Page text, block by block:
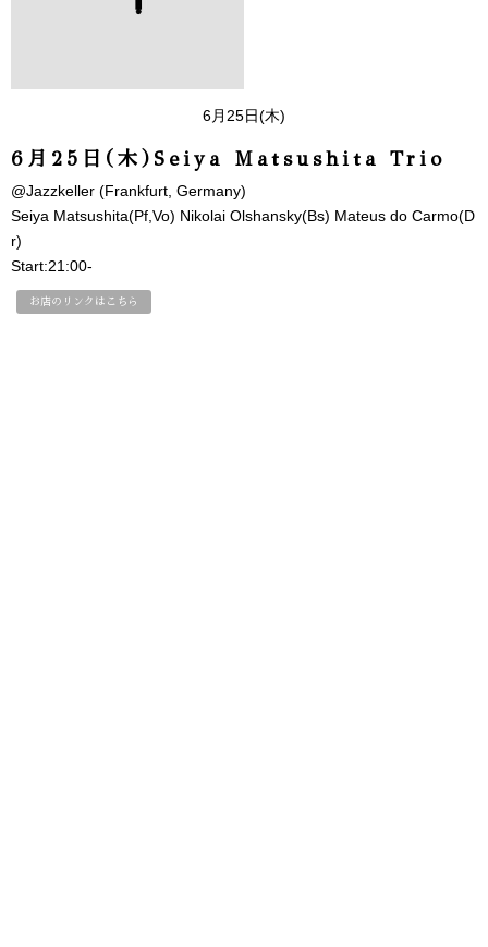
6月25日(木)
6月25日(木)Seiya Matsushita Trio
@Jazzkeller (Frankfurt, Germany)
Seiya Matsushita(Pf,Vo) Nikolai Olshansky(Bs) Mateus do Carmo(D
r)
Start:21:00-
お店のリンクはこちら